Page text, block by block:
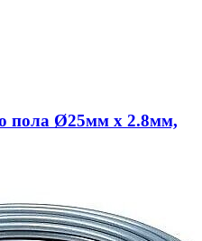
пола Ø25мм х 2.8мм,